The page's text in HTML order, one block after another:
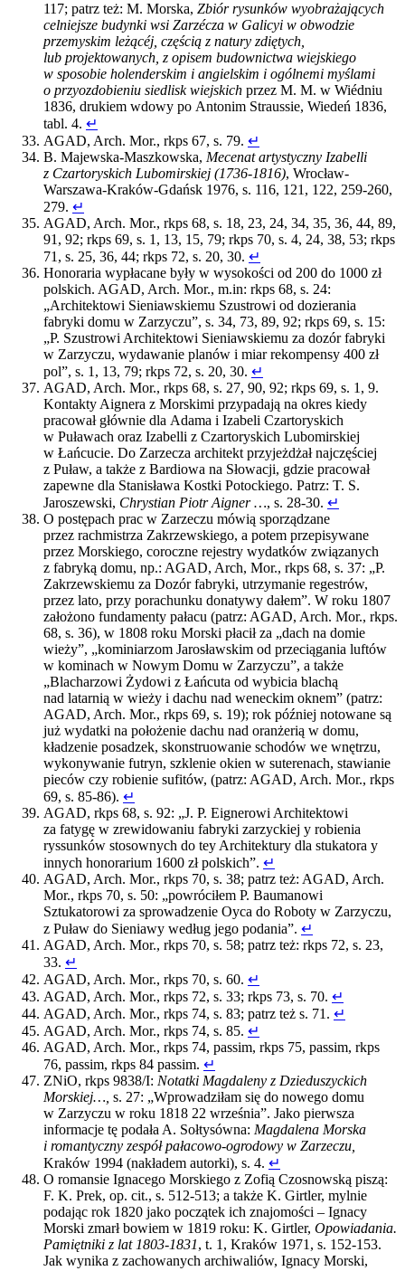
117; patrz też: M. Morska, Zbiór rysunków wyobrażających
celniejsze budynki wsi Zarzécza w Galicyi w obwodzie
przemyskim leżącéj, częścią z natury zdiętych,
lub projektowanych, z opisem budownictwa wiejskiego
w sposobie holenderskim i angielskim i ogólnemi myślami
o przyozdobieniu siedlisk wiejskich przez M. M. w Wiédniu
1836, drukiem wdowy po Antonim Straussie, Wiedeń 1836,
tabl. 4. ↵
AGAD, Arch. Mor., rkps 67, s. 79. ↵
B. Majewska-Maszkowska, Mecenat artystyczny Izabelli
z Czartoryskich Lubomirskiej (1736-1816), Wrocław-
Warszawa-Kraków-Gdańsk 1976, s. 116, 121, 122, 259-260,
279. ↵
AGAD, Arch. Mor., rkps 68, s. 18, 23, 24, 34, 35, 36, 44, 89,
91, 92; rkps 69, s. 1, 13, 15, 79; rkps 70, s. 4, 24, 38, 53; rkps
71, s. 25, 36, 44; rkps 72, s. 20, 30. ↵
Honoraria wypłacane były w wysokości od 200 do 1000 zł
polskich. AGAD, Arch. Mor., m.in: rkps 68, s. 24:
„Architektowi Sieniawskiemu Szustrowi od dozierania
fabryki domu w Zarzyczu”, s. 34, 73, 89, 92; rkps 69, s. 15:
„P. Szustrowi Architektowi Sieniawskiemu za dozór fabryki
w Zarzyczu, wydawanie planów i miar rekompensy 400 zł
pol”, s. 1, 13, 79; rkps 72, s. 20, 30. ↵
AGAD, Arch. Mor., rkps 68, s. 27, 90, 92; rkps 69, s. 1, 9.
Kontakty Aignera z Morskimi przypadają na okres kiedy
pracował głównie dla Adama i Izabeli Czartoryskich
w Puławach oraz Izabelli z Czartoryskich Lubomirskiej
w Łańcucie. Do Zarzecza architekt przyjeżdżał najczęściej
z Puław, a także z Bardiowa na Słowacji, gdzie pracował
zapewne dla Stanisława Kostki Potockiego. Patrz: T. S.
Jaroszewski, Chrystian Piotr Aigner …, s. 28-30. ↵
O postępach prac w Zarzeczu mówią sporządzane
przez rachmistrza Zakrzewskiego, a potem przepisywane
przez Morskiego, coroczne rejestry wydatków związanych
z fabryką domu, np.: AGAD, Arch, Mor., rkps 68, s. 37: „P.
Zakrzewskiemu za Dozór fabryki, utrzymanie regestrów,
przez lato, przy porachunku donatywy dałem”. W roku 1807
założono fundamenty pałacu (patrz: AGAD, Arch. Mor., rkps.
68, s. 36), w 1808 roku Morski płacił za „dach na domie
wieży”, „kominiarzom Jarosławskim od przeciągania luftów
w kominach w Nowym Domu w Zarzyczu”, a także
„Blacharzowi Żydowi z Łańcuta od wybicia blachą
nad latarnią w wieży i dachu nad weneckim oknem” (patrz:
AGAD, Arch. Mor., rkps 69, s. 19); rok później notowane są
już wydatki na położenie dachu nad oranżerią w domu,
kładzenie posadzek, skonstruowanie schodów we wnętrzu,
wykonywanie futryn, szklenie okien w suterenach, stawianie
pieców czy robienie sufitów, (patrz: AGAD, Arch. Mor., rkps
69, s. 85-86). ↵
AGAD, rkps 68, s. 92: „J. P. Eignerowi Architektowi
za fatygę w zrewidowaniu fabryki zarzyckiej y robienia
ryssunków stosownych do tey Architektury dla stukatora y
innych honorarium 1600 zł polskich”. ↵
AGAD, Arch. Mor., rkps 70, s. 38; patrz też: AGAD, Arch.
Mor., rkps 70, s. 50: „powróciłem P. Baumanowi
Sztukatorowi za sprowadzenie Oyca do Roboty w Zarzyczu,
z Puław do Sieniawy według jego podania”. ↵
AGAD, Arch. Mor., rkps 70, s. 58; patrz też: rkps 72, s. 23,
33. ↵
AGAD, Arch. Mor., rkps 70, s. 60. ↵
AGAD, Arch. Mor., rkps 72, s. 33; rkps 73, s. 70. ↵
AGAD, Arch. Mor., rkps 74, s. 83; patrz też s. 71. ↵
AGAD, Arch. Mor., rkps 74, s. 85. ↵
AGAD, Arch. Mor., rkps 74, passim, rkps 75, passim, rkps
76, passim, rkps 84 passim. ↵
ZNiO, rkps 9838/I: Notatki Magdaleny z Dzieduszyckich
Morskiej…, s. 27: „Wprowadziłam się do nowego domu
w Zarzyczu w roku 1818 22 września”. Jako pierwsza
informacje tę podała A. Sołtysówna: Magdalena Morska
i romantyczny zespół pałacowo-ogrodowy w Zarzeczu,
Kraków 1994 (nakładem autorki), s. 4. ↵
O romansie Ignacego Morskiego z Zofią Czosnowską piszą:
F. K. Prek, op. cit., s. 512-513; a także K. Girtler, mylnie
podając rok 1820 jako początek ich znajomości – Ignacy
Morski zmarł bowiem w 1819 roku: K. Girtler, Opowiadania.
Pamiętniki z lat 1803-1831, t. 1, Kraków 1971, s. 152-153.
Jak wynika z zachowanych archiwaliów, Ignacy Morski,